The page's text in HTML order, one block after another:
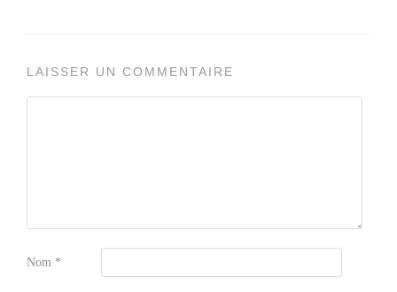
LAISSER UN COMMENTAIRE
Nom *